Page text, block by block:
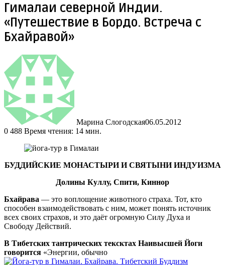
Гималаи северной Индии.
«Путешествие в Бордо. Встреча с
Бхайравой»
Марина Слогодская06.05.2012
0 488 Время чтения: 14 мин.
БУДДИЙСКИЕ МОНАСТЫРИ И СВЯТЫНИ ИНДУИЗМА
Долины Куллу, Спити, Киннор
Бхайрава — это воплощение животного страха. Тот, кто
способен взаимодействовать с ним, может понять источник
всех своих страхов, и это даёт огромную Силу Духа и
Свободу Действий.
В Тибетских тантрических тексктах Наивысшей Йоги
говорится «Энергии, обычно